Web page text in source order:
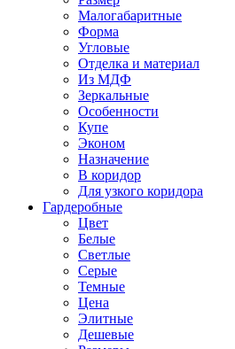
Малогабаритные
Форма
Угловые
Отделка и материал
Из МДФ
Зеркальные
Особенности
Купе
Эконом
Назначение
В коридор
Для узкого коридора
Гардеробные
Цвет
Белые
Светлые
Серые
Темные
Цена
Элитные
Дешевые